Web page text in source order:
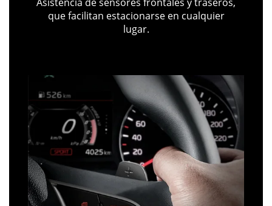
que facilitan estacionarse en cualquier
lugar.